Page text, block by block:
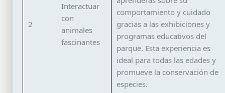
2
Interactuar
con
animales
fascinantes
comportamiento y cuidado
gracias a las exhibiciones y
programas educativos del
parque. Esta experiencia es
ideal para todas las edades y
promueve la conservación de
especies.